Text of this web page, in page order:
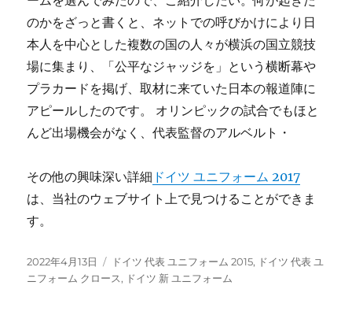
のかをざっと書くと、ネットでの呼びかけにより日
本人を中心とした複数の国の人々が横浜の国立競技
場に集まり、「公平なジャッジを」という横断幕や
プラカードを掲げ、取材に来ていた日本の報道陣に
アピールしたのです。 オリンピックの試合でもほと
んど出場機会がなく、代表監督のアルベルト・
その他の興味深い詳細 ドイツ ユニフォーム 2017
は、当社のウェブサイト上で見つけることができま
す。
投
稿
2022年4月13日
タ
グ
ドイツ 代表 ユニフォーム 2015, ドイツ 代表 ユ
ニフォーム クロース, ドイツ 新 ユニフォーム